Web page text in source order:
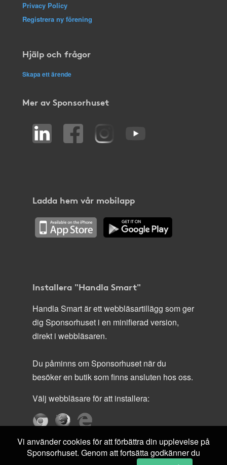
Privacy Policy
Registrera ny förening
Hjälp och frågor
Skapa ett ärende
Mer av Sponsorhuset
Ladda hem vår mobilapp
Installera "Handla Smart"
Handla Smart är ett webbläsartillägg som ger
dig Sponsorhuset i en minifierad version,
direkt i webbläsaren.
Du påminns om Sponsorhuset när du
besöker en butik som finns ansluten hos oss.
Välj webbläsare för att installera:
Vi använder cookies för att förbättra din upplevelse på
Sponsorhuset. Genom att fortsätta godkänner du